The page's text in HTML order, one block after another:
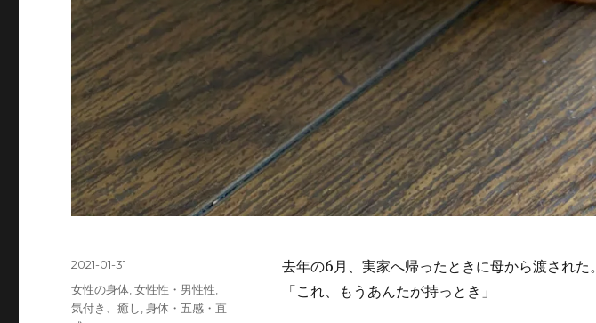
去年の6月、実家へ帰ったときに母から渡された。
「これ、もうあんたが持っとき」
投
稿
日:
2021-01-31
カ
テ
女性の身体 ,女性性・男性性
気付き、癒し ,身体・五感・直